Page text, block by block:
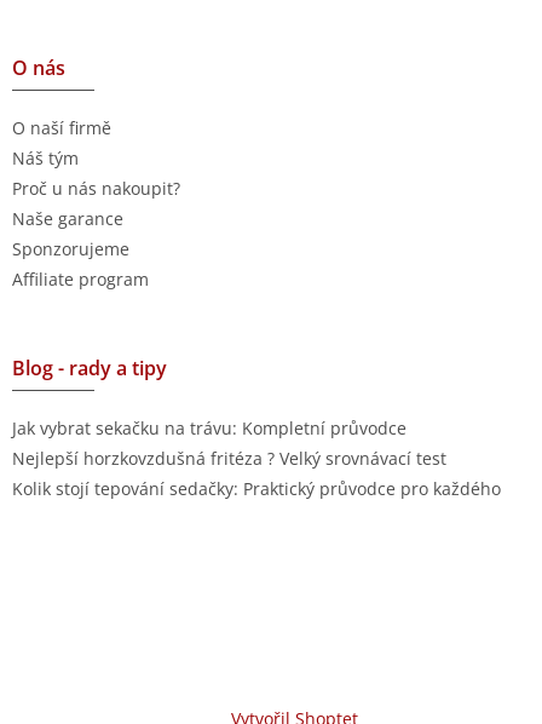
O nás
O naší firmě
Náš tým
Proč u nás nakoupit?
Naše garance
Sponzorujeme
Affiliate program
Blog - rady a tipy
Jak vybrat sekačku na trávu: Kompletní průvodce
Nejlepší horzkovzdušná fritéza ? Velký srovnávací test
Kolik stojí tepování sedačky: Praktický průvodce pro každého
Vytvořil Shoptet